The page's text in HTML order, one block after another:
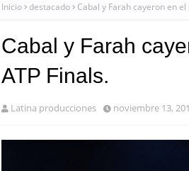
Inicio destacado Cabal y Farah cayeron en
Cabal y Farah
ATP Finals.
Latina producciones noviembre 13,